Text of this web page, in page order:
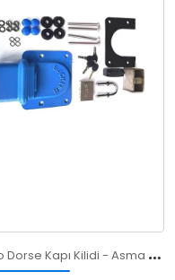
F
rigo Dorse Kapı Kilidi - Asma Kilitli Güvenlik Sistemi